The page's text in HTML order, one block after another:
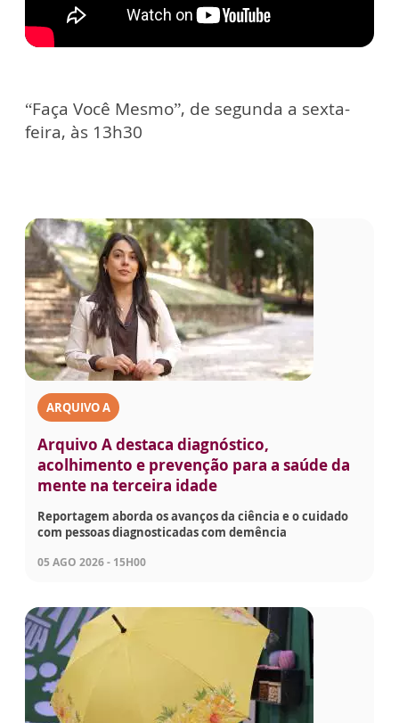
“Faça Você Mesmo”, de segunda a sexta-
feira, às 13h30
ARQUIVO A
Arquivo A destaca diagnóstico,
acolhimento e prevenção para a saúde da
mente na terceira idade
Reportagem aborda os avanços da ciência e o cuidado
com pessoas diagnosticadas com demência
05 AGO 2026 - 15H00